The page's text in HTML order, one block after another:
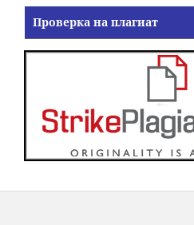
Проверка на плагиат